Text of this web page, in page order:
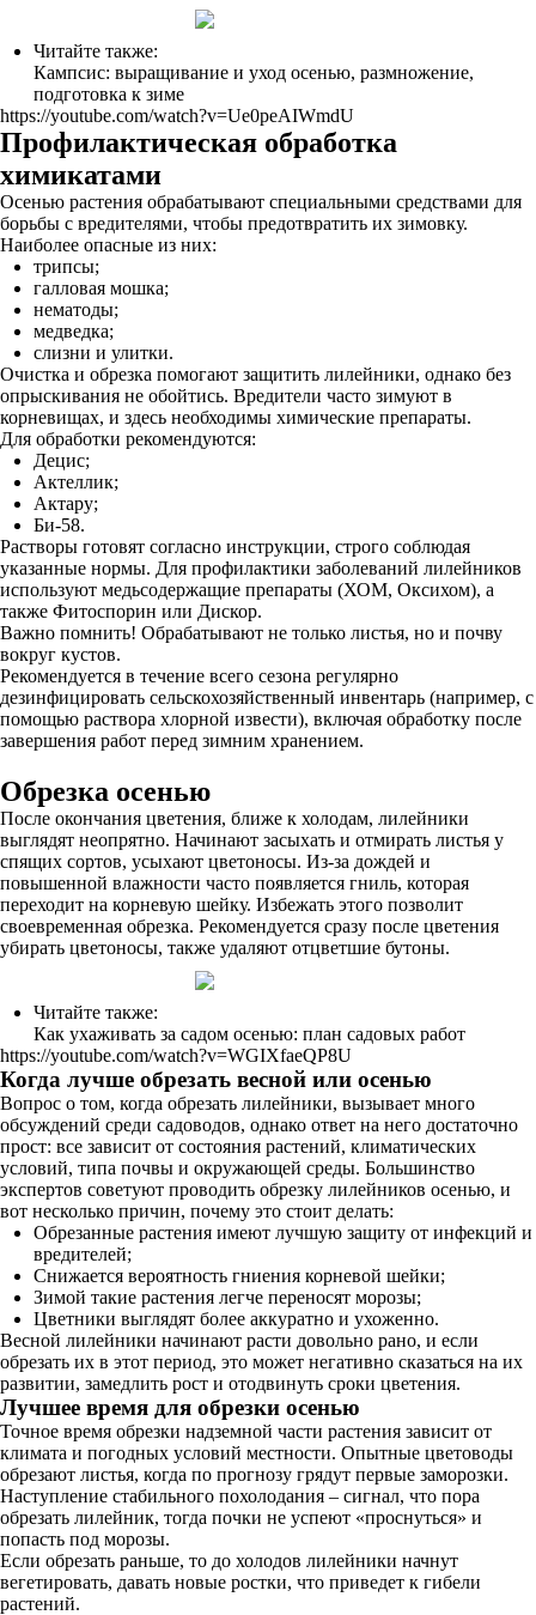
Читайте также:
Кампсис: выращивание и уход осенью, размножение,
подготовка к зиме
https://youtube.com/watch?v=Ue0peAIWmdU
Профилактическая обработка
химикатами
Осенью растения обрабатывают специальными средствами для
борьбы с вредителями, чтобы предотвратить их зимовку.
Наиболее опасные из них:
трипсы;
галловая мошка;
нематоды;
медведка;
слизни и улитки.
Очистка и обрезка помогают защитить лилейники, однако без
опрыскивания не обойтись. Вредители часто зимуют в
корневищах, и здесь необходимы химические препараты.
Для обработки рекомендуются:
Децис;
Актеллик;
Актару;
Би-58.
Растворы готовят согласно инструкции, строго соблюдая
указанные нормы. Для профилактики заболеваний лилейников
используют медьсодержащие препараты (ХОМ, Оксихом), а
также Фитоспорин или Дискор.
Важно помнить! Обрабатывают не только листья, но и почву
вокруг кустов.
Рекомендуется в течение всего сезона регулярно
дезинфицировать сельскохозяйственный инвентарь (например, с
помощью раствора хлорной извести), включая обработку после
завершения работ перед зимним хранением.
Обрезка осенью
После окончания цветения, ближе к холодам, лилейники
выглядят неопрятно. Начинают засыхать и отмирать листья у
спящих сортов, усыхают цветоносы. Из-за дождей и
повышенной влажности часто появляется гниль, которая
переходит на корневую шейку. Избежать этого позволит
своевременная обрезка. Рекомендуется сразу после цветения
убирать цветоносы, также удаляют отцветшие бутоны.
Читайте также:
Как ухаживать за садом осенью: план садовых работ
https://youtube.com/watch?v=WGIXfaeQP8U
Когда лучше обрезать весной или осенью
Вопрос о том, когда обрезать лилейники, вызывает много
обсуждений среди садоводов, однако ответ на него достаточно
прост: все зависит от состояния растений, климатических
условий, типа почвы и окружающей среды. Большинство
экспертов советуют проводить обрезку лилейников осенью, и
вот несколько причин, почему это стоит делать:
Обрезанные растения имеют лучшую защиту от инфекций и
вредителей;
Снижается вероятность гниения корневой шейки;
Зимой такие растения легче переносят морозы;
Цветники выглядят более аккуратно и ухоженно.
Весной лилейники начинают расти довольно рано, и если
обрезать их в этот период, это может негативно сказаться на их
развитии, замедлить рост и отодвинуть сроки цветения.
Лучшее время для обрезки осенью
Точное время обрезки надземной части растения зависит от
климата и погодных условий местности. Опытные цветоводы
обрезают листья, когда по прогнозу грядут первые заморозки.
Наступление стабильного похолодания – сигнал, что пора
обрезать лилейник, тогда почки не успеют «проснуться» и
попасть под морозы.
Если обрезать раньше, то до холодов лилейники начнут
вегетировать, давать новые ростки, что приведет к гибели
растений.